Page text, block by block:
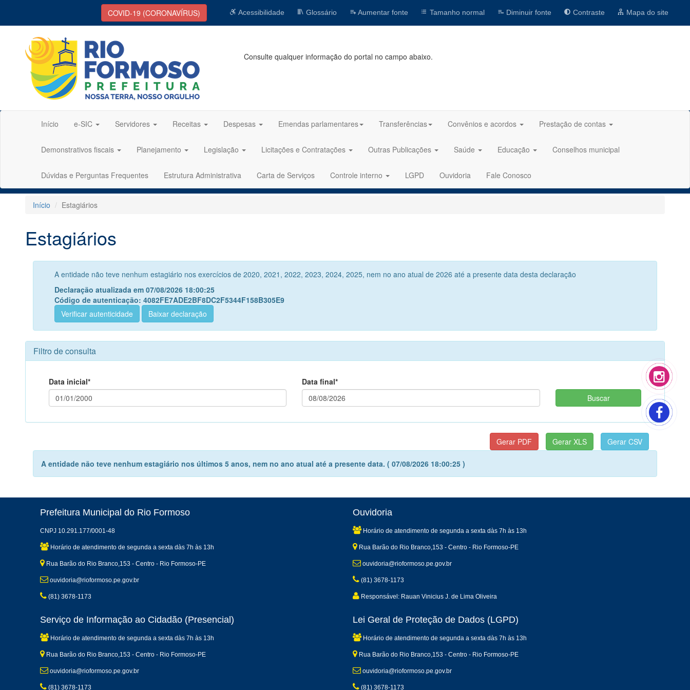
COVID-19 (CORONAVÍRUS) Acessibilidade Glossário Aumentar fonte Tamanho normal Diminuir fonte Contraste Mapa do site
Consulte qualquer informação do portal no campo abaixo.
Início e-SIC Servidores Receitas Despesas Emendas parlamentares Transferências Convênios e acordos Prestação de contas
Demonstrativos fiscais Planejamento Legislação Licitações e Contratações Outras Publicações Saúde Educação Conselhos municipal
Dúvidas e Perguntas Frequentes Estrutura Administrativa Carta de Serviços Controle interno LGPD Ouvidoria Fale Conosco
Início Estagiários
Estagiários
A entidade não teve nenhum estagiário nos exercícios de 2020, 2021, 2022, 2023, 2024, 2025, nem no ano atual de 2026 até a presente data desta declaração
Declaração atualizada em 07/08/2026 18:00:25
Código de autenticação: 4082FE7ADE2BF8DC2F5344F158B305E9
Verificar autenticidade
Baixar declaração
Filtro de consulta
Data inicial* Data final*
A entidade não teve nenhum estagiário nos últimos 5 anos, nem no ano atual até a presente data. ( 07/08/2026 18:00:25 )
Prefeitura Municipal do Rio Formoso
CNPJ 10.291.177/0001-48
Horário de atendimento de segunda a sexta dàs 7h às 13h
Rua Barão do Rio Branco,153 - Centro - Rio Formoso-PE
ouvidoria@rioformoso.pe.gov.br
(81) 3678-1173
Ouvidoria
Horário de atendimento de segunda a sexta dàs 7h às 13h
Rua Barão do Rio Branco,153 - Centro - Rio Formoso-PE
ouvidoria@rioformoso.pe.gov.br
(81) 3678-1173
Responsável: Rauan Vinicius J. de Lima Oliveira
Serviço de Informação ao Cidadão (Presencial)
Horário de atendimento de segunda a sexta dàs 7h às 13h
Rua Barão do Rio Branco,153 - Centro - Rio Formoso-PE
ouvidoria@rioformoso.pe.gov.br
(81) 3678-1173
Lei Geral de Proteção de Dados (LGPD)
Horário de atendimento de segunda a sexta dàs 7h às 13h
Rua Barão do Rio Branco,153 - Centro - Rio Formoso-PE
ouvidoria@rioformoso.pe.gov.br
(81) 3678-1173